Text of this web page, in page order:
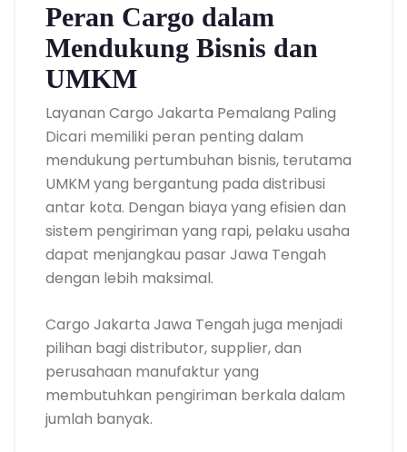
Peran Cargo dalam
Mendukung Bisnis dan
UMKM
Layanan Cargo Jakarta Pemalang Paling
Dicari memiliki peran penting dalam
mendukung pertumbuhan bisnis, terutama
UMKM yang bergantung pada distribusi
antar kota. Dengan biaya yang efisien dan
sistem pengiriman yang rapi, pelaku usaha
dapat menjangkau pasar Jawa Tengah
dengan lebih maksimal.
Cargo Jakarta Jawa Tengah juga menjadi
pilihan bagi distributor, supplier, dan
perusahaan manufaktur yang
membutuhkan pengiriman berkala dalam
jumlah banyak.